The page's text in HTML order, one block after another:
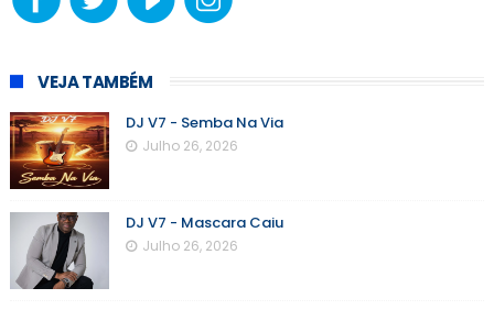
VEJA TAMBÉM
DJ V7 - Semba Na Via
Julho 26, 2026
DJ V7 - Mascara Caiu
Julho 26, 2026